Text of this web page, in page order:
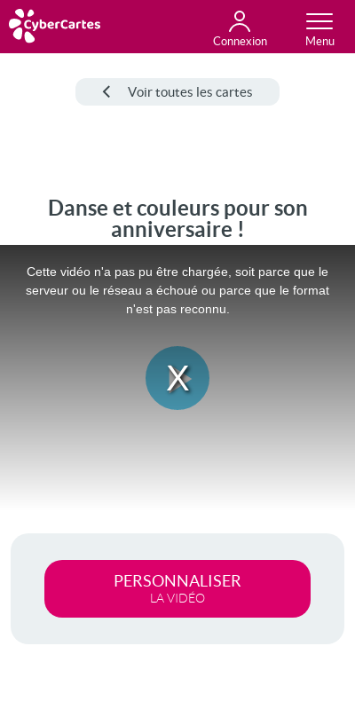
Connexion
Voir toutes les cartes
Danse et couleurs pour son
anniversaire !
Lire
Cette vidéo n'a pas pu être chargée, soit parce que le
serveur ou le réseau a échoué ou parce que le format
n'est pas reconnu.
PERSONNALISER
LA VIDÉO